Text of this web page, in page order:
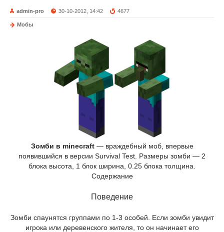
admin-pro 30-10-2012, 14:42 4677
Мобы
Зомби в minecraft— враждебный моб, впервые
появившийся в версии Survival Test. Размеры зомби — 2
блока высота, 1 блок ширина, 0.25 блока толщина.
Содержание
Поведение
Зомби спаунятся группами по 1-3 особей. Если зомби увидит
игрока или деревенского жителя, то он начинает его